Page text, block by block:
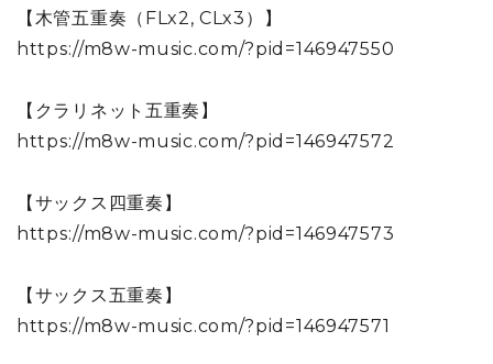
【木管五重奏（FLx2, CLx3）】
https://m8w-music.com/?pid=146947550
【クラリネット五重奏】
https://m8w-music.com/?pid=146947572
【サックス四重奏】
https://m8w-music.com/?pid=146947573
【サックス五重奏】
https://m8w-music.com/?pid=146947571